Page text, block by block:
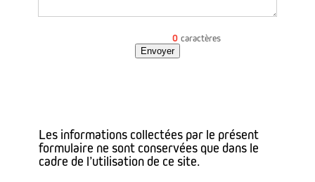
0 caractères
Envoyer
Les informations collectées par le présent
formulaire ne sont conservées que dans le
cadre de l’utilisation de ce site.